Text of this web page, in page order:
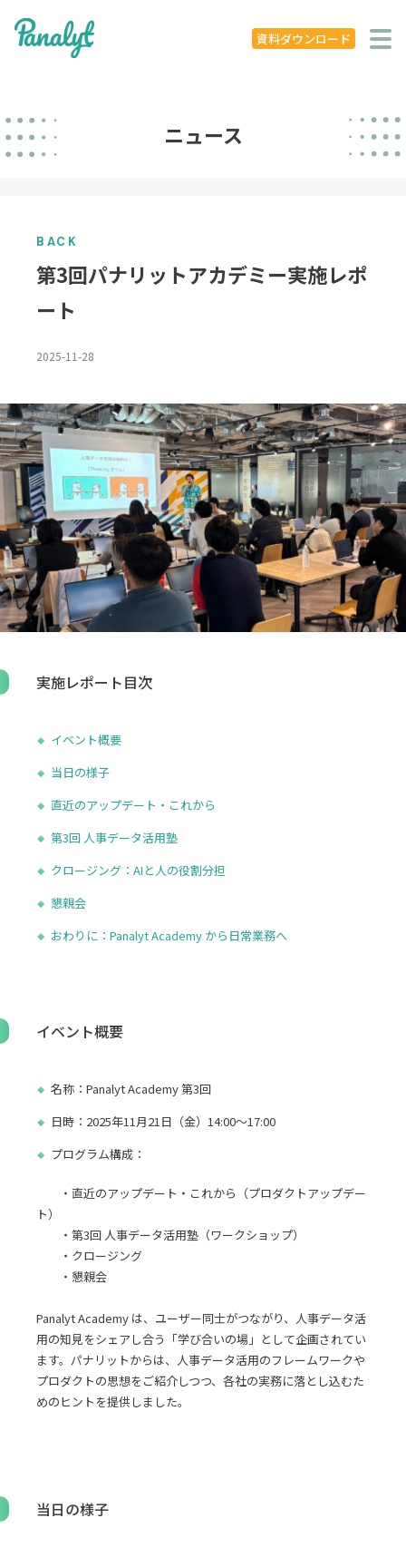
資料ダウンロード
システム特徴
ニュース
お役立ち記事
採用
お問合せ
English
ログイン
ニュース
BACK
第3回パナリットアカデミー実施レポ
ート
2025-11-28
実施レポート目次
イベント概要
当日の様子
直近のアップデート・これから
第3回 人事データ活用塾
クロージング：AIと人の役割分担
懇親会
おわりに：Panalyt Academy から日常業務へ
イベント概要
名称：Panalyt Academy 第3回
日時：2025年11月21日（金）14:00～17:00
プログラム構成：
・直近のアップデート・これから（プロダクトアップデー
ト）
・第3回 人事データ活用塾（ワークショップ）
・クロージング
・懇親会
Panalyt Academy は、ユーザー同士がつながり、人事データ活
用の知見をシェアし合う「学び合いの場」として企画されてい
ます。パナリットからは、人事データ活用のフレームワークや
プロダクトの思想をご紹介しつつ、各社の実務に落とし込むた
めのヒントを提供しました。
当日の様子